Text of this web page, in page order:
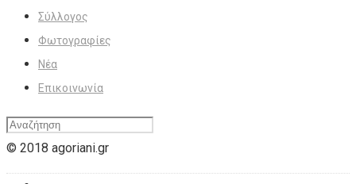
Σύλλογος
Φωτογραφίες
Νέα
Επικοινωνία
© 2018 agoriani.gr